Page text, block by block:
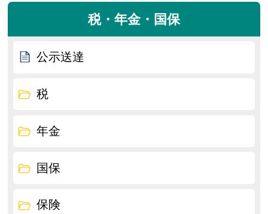
税・年金・国保
公示送達
税
年金
国保
保険